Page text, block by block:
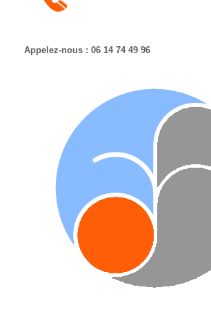
Appelez-nous : 06 14 74 49 96